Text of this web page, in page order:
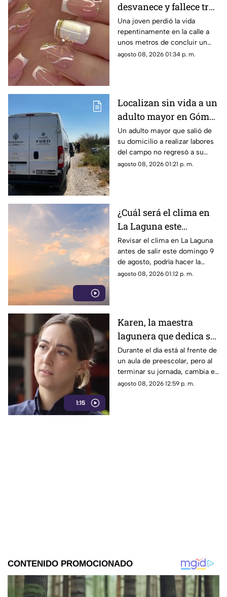
desvanece y fallece tras
ponerse uñas en
Coahuila
Una joven perdió la vida
repentinamente en la calle a
unos metros de concluir un
servicio de uñas. Autoridades
agosto 08, 2026 01:34 p. m.
Localizan sin vida a un
adulto mayor en Gómez
Palacio; habría sufrido
un infarto
Un adulto mayor que salió de
su domicilio a realizar labores
del campo no regresó a su
hogar. Tras ser buscado por su
agosto 08, 2026 01:21 p. m.
¿Cuál será el clima en
La Laguna este
domingo 9 de agosto
2026?
Revisar el clima en La Laguna
antes de salir este domingo 9
de agosto, podría hacer la
diferencia entre un día
agosto 08, 2026 01:12 p. m.
1:15
Karen, la maestra
lagunera que dedica su
tiempo libre a ser
bombera voluntaria
Durante el día está al frente de
un aula de preescolar, pero al
terminar su jornada, cambia el
pizarrón por el uniforme de
agosto 08, 2026 12:59 p. m.